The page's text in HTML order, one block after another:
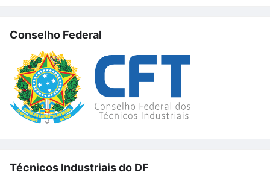
Conselho Federal
Técnicos Industriais do DF